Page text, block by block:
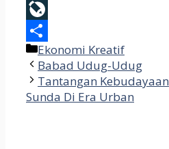
Reddit
LiveJournal
Share
Categories
Ekonomi Kreatif
Babad Udug-Udug
Tantangan Kebudayaan
Sunda Di Era Urban